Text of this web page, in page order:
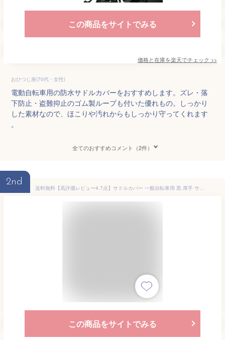
この商品をサイトでみる
価格と在庫を楽天でチェック >>
おひつじ座(70代・女性)
電動自転車用の防水サドルカバーをおすすめします。ズレ・落
下防止・盗難抑止のゴム製ループも付いた優れもの。しっかり
した素材なので、ほこりや汚れからもしっかり守ってくれます
。
全てのおすすめコメント（2件）
2nd
送料無料【高評価レビュー4.7点】サドルカバー 一般自転車用 黒 厚手 サドル 補修 破れ 劣化 目隠し 雨よけ 防水 ママチャリ 電動自転車 自転車 シンプル 伸縮 レインカバー サドル カバー 梅雨 保護 フィット 経年劣化 破れ隠し 自転車置場 雨ざらし
この商品をサイトでみる